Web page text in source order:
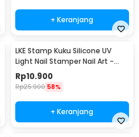
+ Keranjang
LKE Stamp Kuku Silicone UV
Light Nail Stamper Nail Art -
M26
Rp10.900
Rp25.900 58%
+ Keranjang